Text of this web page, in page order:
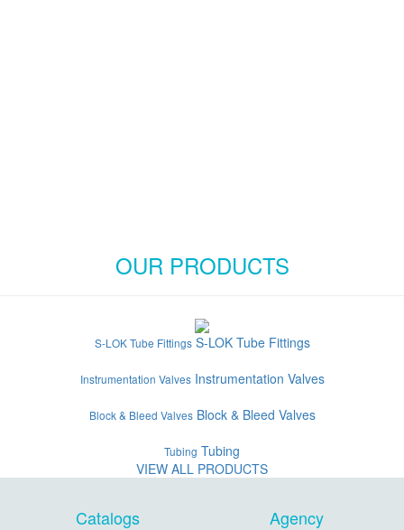
OUR PRODUCTS
S-LOK Tube Fittings S-LOK Tube Fittings
Instrumentation Valves Instrumentation Valves
Block & Bleed Valves Block & Bleed Valves
Tubing Tubing
VIEW ALL PRODUCTS
Catalogs Agency